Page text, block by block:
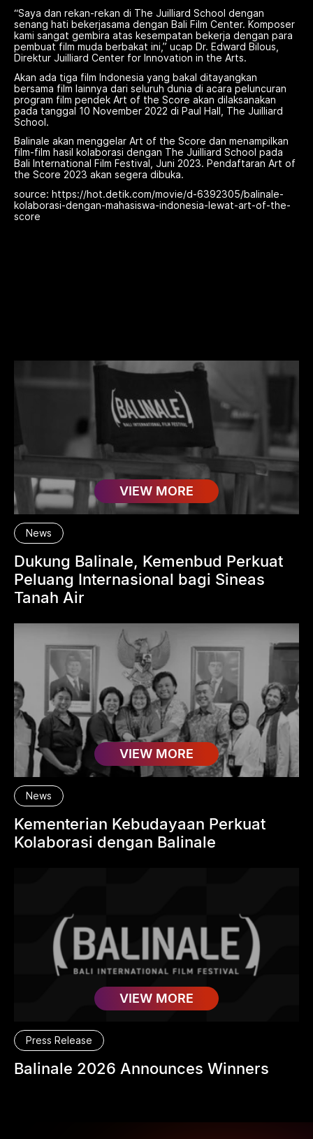
“Saya dan rekan-rekan di The Juilliard School dengan
senang hati bekerjasama dengan Bali Film Center. Komposer
kami sangat gembira atas kesempatan bekerja dengan para
pembuat film muda berbakat ini,” ucap Dr. Edward Bilous,
Direktur Juilliard Center for Innovation in the Arts.
Akan ada tiga film Indonesia yang bakal ditayangkan
bersama film lainnya dari seluruh dunia di acara peluncuran
program film pendek Art of the Score akan dilaksanakan
pada tanggal 10 November 2022 di Paul Hall, The Juilliard
School.
Balinale akan menggelar Art of the Score dan menampilkan
film-film hasil kolaborasi dengan The Juilliard School pada
Bali International Film Festival, Juni 2023. Pendaftaran Art of
the Score 2023 akan segera dibuka.
source: https://hot.detik.com/movie/d-6392305/balinale-
kolaborasi-dengan-mahasiswa-indonesia-lewat-art-of-the-
score
VIEW MORE
News
Dukung Balinale, Kemenbud Perkuat
Peluang Internasional bagi Sineas
Tanah Air
VIEW MORE
News
Kementerian Kebudayaan Perkuat
Kolaborasi dengan Balinale
VIEW MORE
Press Release
Balinale 2026 Announces Winners